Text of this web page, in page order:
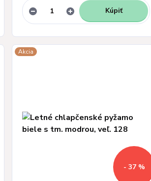
Kúpiť
Akcia
- 37 %